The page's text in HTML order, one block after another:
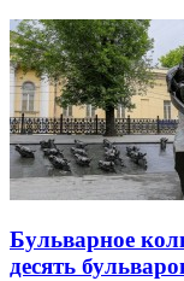
Бульварное
десять